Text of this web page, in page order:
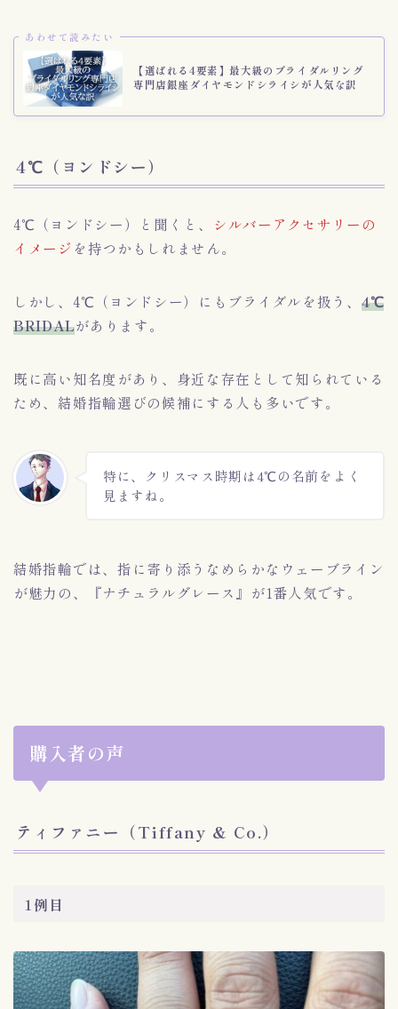
あわせて読みたい
【選ばれる4要素】最大級のブライダルリング
専門店銀座ダイヤモンドシライシが人気な訳
4℃（ヨンドシー）
4℃（ヨンドシー）と聞くと、 シルバーアクセサリーの
イメージ を持つかもしれません。
しかし、4℃（ヨンドシー）にもブライダルを扱う、 4℃
BRIDALがあります。
既に高い知名度があり、身近な存在として知られている
ため、結婚指輪選びの候補にする人も多いです。
特に、クリスマス時期は4℃の名前をよく
見ますね。
結婚指輪では、指に寄り添うなめらかなウェーブライン
が魅力の、『ナチュラルグレース』が1番人気です。
購入者の声
ティファニー（Tiffany & Co.）
1例目